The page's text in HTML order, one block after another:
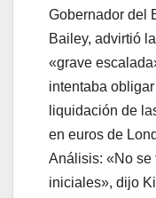
Gobernador del
Bailey, advirtió
«grave
intentaba
liquidación de
en euros de
Análisis: «No se
iniciales», dijo